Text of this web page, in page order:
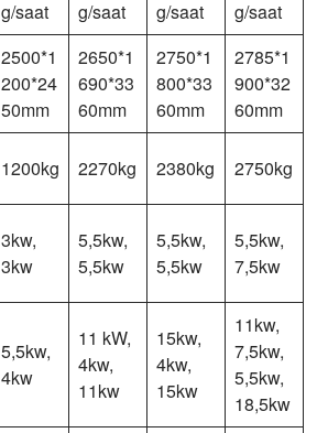
g/saat g/saat g/saat g/saat
2500*1
200*24
50mm
2650*1
690*33
60mm
2750*1
800*33
60mm
2785*1
900*32
60mm
1200kg 2270kg 2380kg 2750kg
3kw,
3kw
5,5kw,
5,5kw
5,5kw,
5,5kw
5,5kw,
7,5kw
5,5kw,
4kw
11 kW,
4kw,
11kw
15kw,
4kw,
15kw
11kw,
7,5kw,
5,5kw,
18,5kw